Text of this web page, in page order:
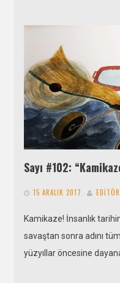
Sayı #102:
15 ARALIK 2017 EDITÖR
Kamikaze! İnsanlık
savaştan sonra adını
yüzyıllar öncesine